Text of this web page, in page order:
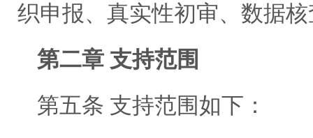
织申报、真实性初审、数据
第二章 支持范围
第五条 支持范围如下：